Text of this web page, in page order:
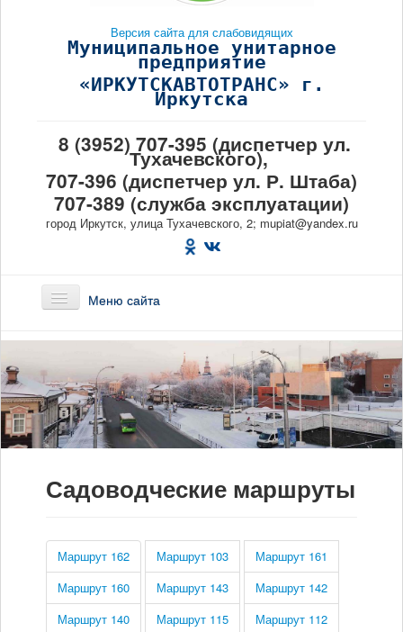
Версия сайта для слабовидящих
Муниципальное унитарное
предприятие
«ИРКУТСКАВТОТРАНС» г.
Иркутска
8 (3952) 707-395 (диспетчер ул.
Тухачевского),
707-396 (диспетчер ул. Р. Штаба)
707-389 (служба эксплуатации)
город Иркутск, улица Тухачевского, 2; mupiat@yandex.ru
Меню сайта
О предприятии
Маршруты
Вакансии
Новости
Документы
Садоводческие маршруты
Маршрут 162 Маршрут 103
Маршрут 161
Маршрут 160
Маршрут 143
Маршрут 142
Маршрут 140
Маршрут 115
Маршрут 112